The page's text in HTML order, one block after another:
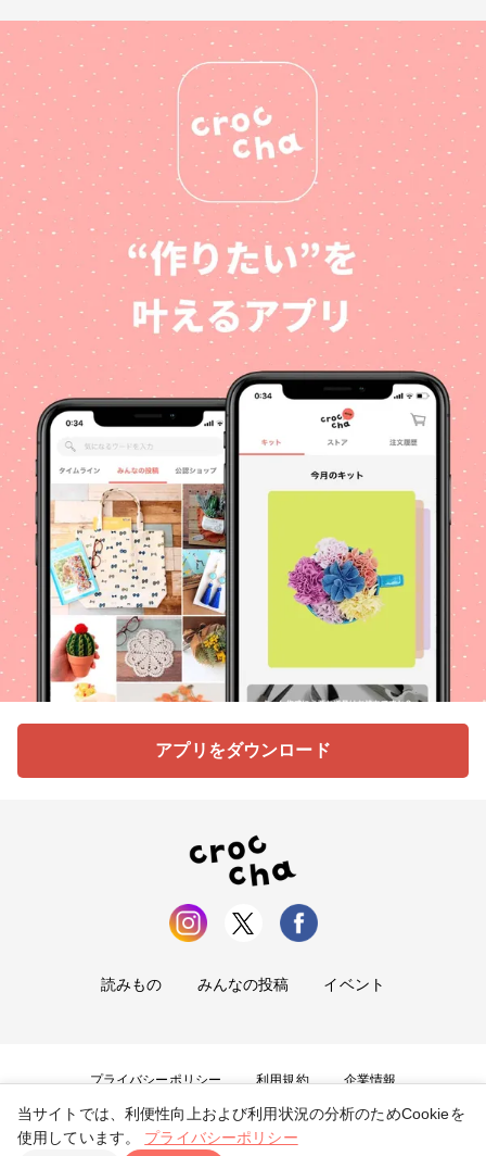
アプリをダウンロード
読みもの みんなの投稿 イベント
プライバシーポリシー 利用規約 企業情報
お問い合わせ
当サイトでは、利便性向上および利用状況の分析のためCookieを
使用しています。
プライバシーポリシー